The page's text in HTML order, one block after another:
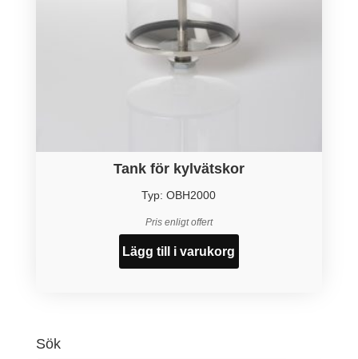
Tank för kylvätskor
Typ: OBH2000
Pris enligt offert
Lägg till i varukorg
Sök